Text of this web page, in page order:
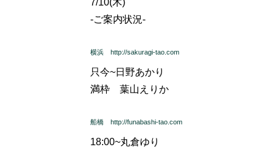
-ご案内状況-
横浜 http://sakuragi-tao.com
只今~日野あかり
満枠 葉山えりか
船橋 http://funabashi-tao.com
18:00~丸倉ゆり